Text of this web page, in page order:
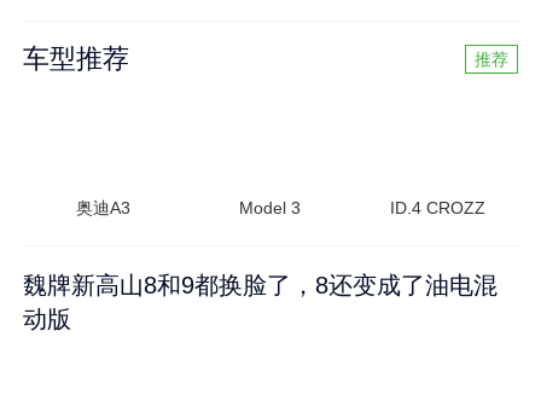
车型推荐 推荐
奥迪A3 Model 3 ID.4 CROZZ
魏牌新高山8和9都换脸了，8还变成了油电混
动版